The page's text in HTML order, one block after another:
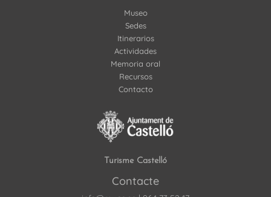
Museo
Sedes
Itinerarios
Actividades
Memoria oral
Recursos
Contacto
Turisme Castelló
Contacte